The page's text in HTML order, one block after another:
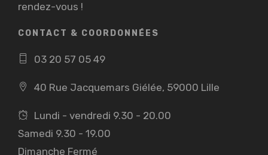
rendez-vous !
CONTACT & COORDONNÉES
03 20 57 05 49
40 Rue Jacquemars Giélée, 59000 Lille
Lundi - vendredi 9.30 - 20.00
Samedi 9.30 - 19.00
Dimanche Fermé